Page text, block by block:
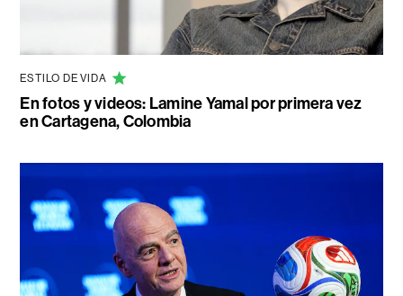
ESTILO DE VIDA
En fotos y videos: Lamine Yamal por primera vez
en Cartagena, Colombia